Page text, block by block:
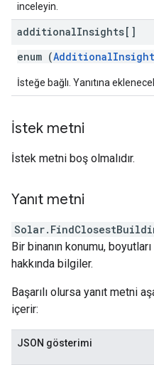
inceleyin.
additionalInsights[]
enum (
İsteğe bağlı. Yanıtına
İstek metni
İstek metni boş olmalıdır.
Yanıt metni
Bir binanın konumu,
hakkında bilgiler.
Başarılı olursa yanıt metni
içerir:
JSON gösterimi